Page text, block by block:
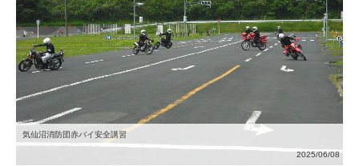
気仙沼消防団赤バイ安全講習
2025/06/08